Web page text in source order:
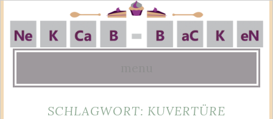
SCHLAGWORT: KUVERTÜRE